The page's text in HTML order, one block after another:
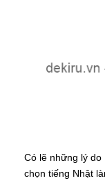
Có lẽ những lý do
chọn tiếng Nhật